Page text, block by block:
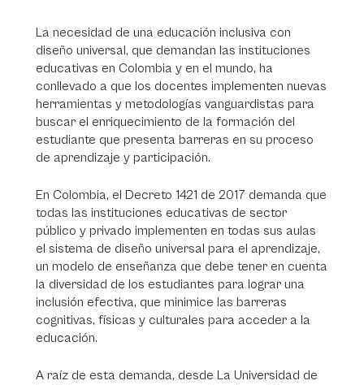
La necesidad de una educación inclusiva con
diseño universal, que demandan las instituciones
educativas en Colombia y en el mundo, ha
conllevado a que los docentes implementen nuevas
herramientas y metodologías vanguardistas para
buscar el enriquecimiento de la formación del
estudiante que presenta barreras en su proceso
de aprendizaje y participación.
En Colombia, el Decreto 1421 de 2017 demanda que
todas las instituciones educativas de sector
público y privado implementen en todas sus aulas
el sistema de diseño universal para el aprendizaje,
un modelo de enseñanza que debe tener en cuenta
la diversidad de los estudiantes para lograr una
inclusión efectiva, que minimice las barreras
cognitivas, físicas y culturales para acceder a la
educación.
A raíz de esta demanda, desde La Universidad de